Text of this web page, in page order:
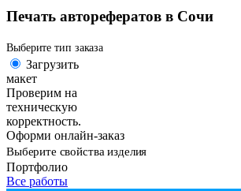
Печать авторефератов в Сочи
Выберите тип заказа
Загрузить
макет
Проверим на
техническую
корректность.
Оформи онлайн-заказ
Выберите свойства изделия
Портфолио
Все работы